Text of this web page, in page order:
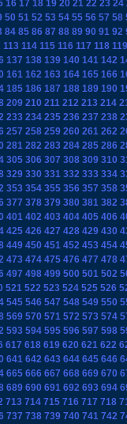
16 17 18 19 20 21 22 23 24
50 51 52 53 54 55 56 57 58
84 85 86 87 88 89 90 91 92
113 114 115 116 117 118 119
137 138 139 140 141 142
161 162 163 164 165 166
185 186 187 188 189 190
209 210 211 212 213 214
233 234 235 236 237 238
257 258 259 260 261 262
281 282 283 284 285 286
305 306 307 308 309 310
329 330 331 332 333 334
353 354 355 356 357 358
377 378 379 380 381 382
401 402 403 404 405 406
425 426 427 428 429 430
449 450 451 452 453 454
473 474 475 476 477 478
497 498 499 500 501 502
521 522 523 524 525 526
545 546 547 548 549 550
569 570 571 572 573 574
593 594 595 596 597 598
617 618 619 620 621 622
641 642 643 644 645 646
665 666 667 668 669 670
689 690 691 692 693 694
713 714 715 716 717 718
737 738 739 740 741 742